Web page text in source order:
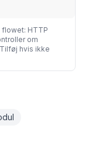
HTTP
om
hvis ikke